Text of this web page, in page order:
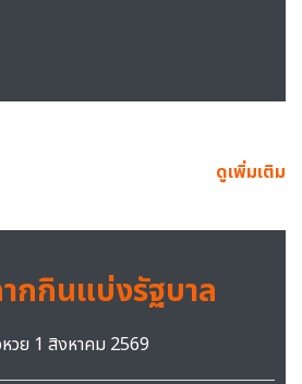
ดูเพิ่มเติม
กกินแบ่งรัฐบาล
วย 1 สิงหาคม 2569